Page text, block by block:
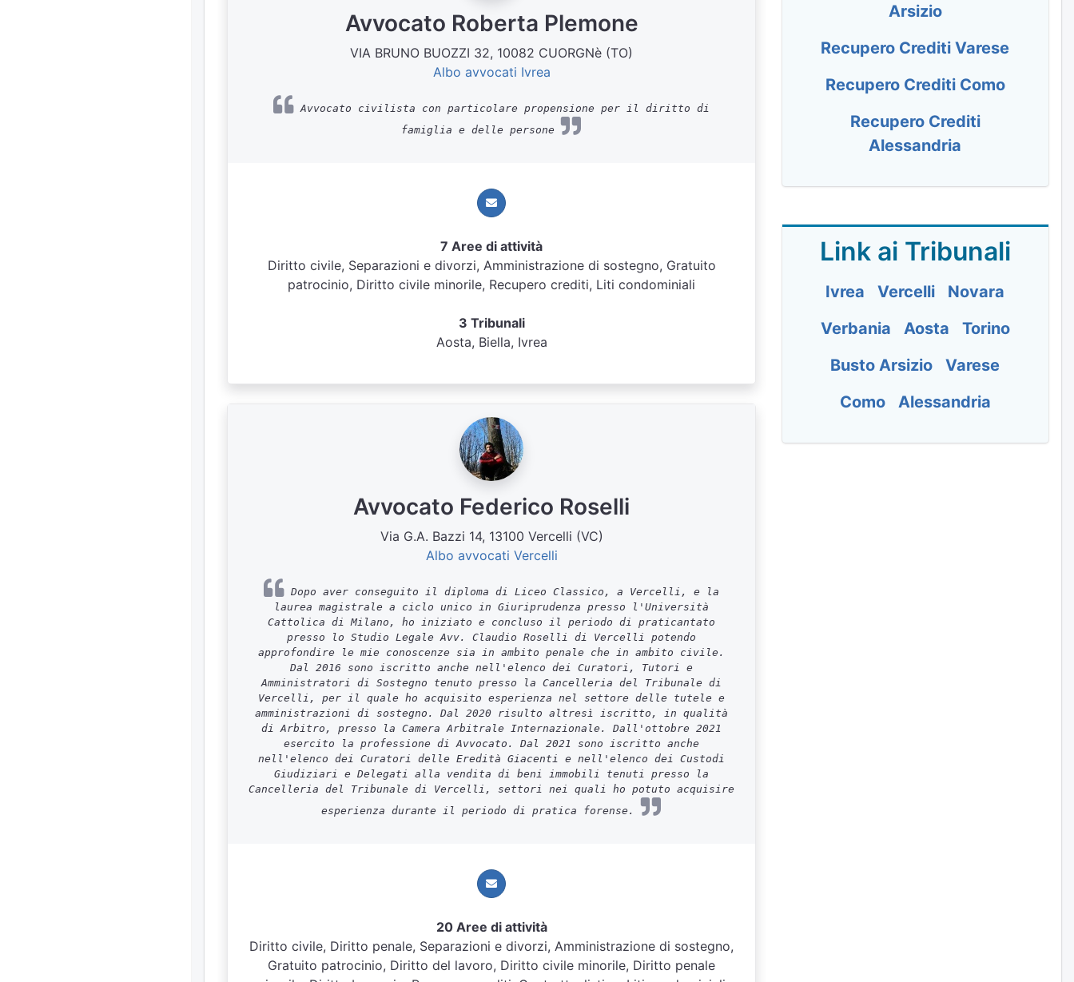
Avvocato Roberta Plemone
VIA BRUNO BUOZZI 32, 10082 CUORGNè (TO)
Albo avvocati Ivrea
Avvocato civilista con particolare propensione per il diritto di
famiglia e delle persone
7 Aree di attività
Diritto civile, Separazioni e divorzi, Amministrazione di sostegno, Gratuito
patrocinio, Diritto civile minorile, Recupero crediti, Liti condominiali
3 Tribunali
Aosta, Biella, Ivrea
Avvocato Federico Roselli
Via G.A. Bazzi 14, 13100 Vercelli (VC)
Albo avvocati Vercelli
Dopo aver conseguito il diploma di Liceo Classico, a Vercelli, e la
laurea magistrale a ciclo unico in Giuriprudenza presso l'Università
Cattolica di Milano, ho iniziato e concluso il periodo di praticantato
presso lo Studio Legale Avv. Claudio Roselli di Vercelli potendo
approfondire le mie conoscenze sia in ambito penale che in ambito civile.
Dal 2016 sono iscritto anche nell'elenco dei Curatori, Tutori e
Amministratori di Sostegno tenuto presso la Cancelleria del Tribunale di
Vercelli, per il quale ho acquisito esperienza nel settore delle tutele e
amministrazioni di sostegno. Dal 2020 risulto altresì iscritto, in qualità
di Arbitro, presso la Camera Arbitrale Internazionale. Dall'ottobre 2021
esercito la professione di Avvocato. Dal 2021 sono iscritto anche
nell'elenco dei Curatori delle Eredità Giacenti e nell'elenco dei Custodi
Giudiziari e Delegati alla vendita di beni immobili tenuti presso la
Cancelleria del Tribunale di Vercelli, settori nei quali ho potuto acquisire
esperienza durante il periodo di pratica forense.
20 Aree di attività
Diritto civile, Diritto penale, Separazioni e divorzi, Amministrazione di sostegno,
Gratuito patrocinio, Diritto del lavoro, Diritto civile minorile, Diritto penale
Arsizio
Recupero Crediti Varese
Recupero Crediti Como
Recupero Crediti
Alessandria
Link ai Tribunali
Ivrea Vercelli
Novara
Verbania
Aosta
Torino
Busto Arsizio
Varese
Como
Alessandria